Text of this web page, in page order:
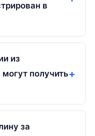
в
из
получить
за